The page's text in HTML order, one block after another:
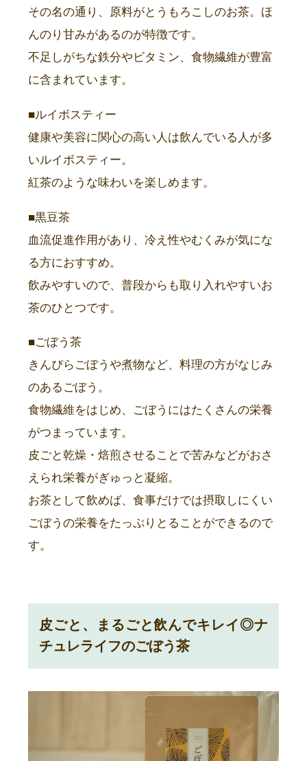
その名の通り、原料がとうもろこしのお茶。ほ
んのり甘みがあるのが特徴です。
不足しがちな鉄分やビタミン、食物繊維が豊富
に含まれています。
■ルイボスティー
健康や美容に関心の高い人は飲んでいる人が多
いルイボスティー。
紅茶のような味わいを楽しめます。
■黒豆茶
血流促進作用があり、冷え性やむくみが気にな
る方におすすめ。
飲みやすいので、普段からも取り入れやすいお
茶のひとつです。
■ごぼう茶
きんぴらごぼうや煮物など、料理の方がなじみ
のあるごぼう。
食物繊維をはじめ、ごぼうにはたくさんの栄養
がつまっています。
皮ごと乾燥・焙煎させることで苦みなどがおさ
えられ栄養がぎゅっと凝縮。
お茶として飲めば、食事だけでは摂取しにくい
ごぼうの栄養をたっぷりとることができるので
す。
皮ごと、まるごと飲んでキレイ◎ナ
チュレライフのごぼう茶